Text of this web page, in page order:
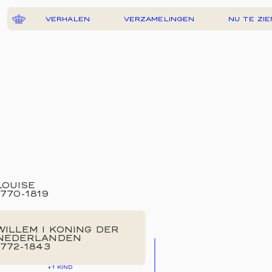
VERHALEN VERZAMELINGEN NU TE
-1819
I KONING DER
-1843
+1 KIND